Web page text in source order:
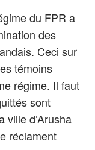
du FPR a
des
Ceci sur
témoins
régime. Il faut
sont
ville d’Arusha
réclament